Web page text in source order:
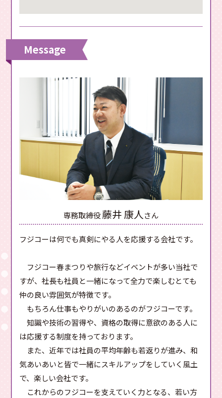
Message
専務取締役藤井 康人さん
フジコーは何でも真剣にやる人を応援する会社です。
フジコー春まつりや旅行などイベントが多い当社で
すが、社長も社員と一緒になって全力で楽しむとても
仲の良い雰囲気が特徴です。
もちろん仕事もやりがいのあるのがフジコーです。
知識や技術の習得や、資格の取得に意欲のある人に
は応援する制度を持っております。
また、近年では社員の平均年齢も若返りが進み、和
気あいあいと皆で一緒にスキルアップをしていく風土
で、楽しい会社です。
これからのフジコーを支えていく力となる、若い方